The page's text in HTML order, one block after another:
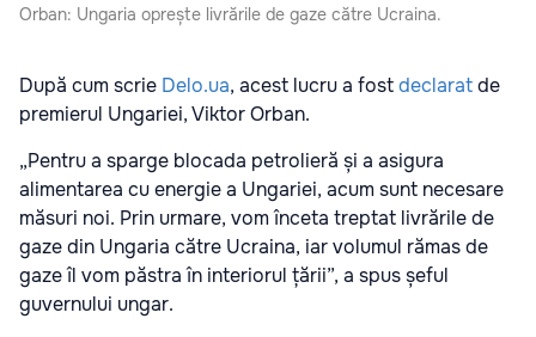
Orban: Ungaria oprește livrările de gaze către Ucraina.
După cum scrie Delo.ua, acest lucru a fostdeclaratde
premierul Ungariei, Viktor Orban.
„Pentru a sparge blocada petrolieră și a asigura
alimentarea cu energie a Ungariei, acum sunt necesare
măsuri noi. Prin urmare, vom înceta treptat livrările de
gaze din Ungaria către Ucraina, iar volumul rămas de
gaze îl vom păstra în interiorul țării”, a spus șeful
guvernului ungar.